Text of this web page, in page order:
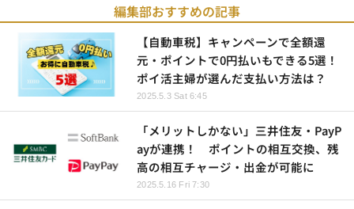
編集部おすすめの記事
【自動車税】キャンペーンで全額還
元・ポイントで0円払いもできる5選！
ポイ活主婦が選んだ支払い方法は？
2025.5.3 Sat 6:45
「メリットしかない」三井住友・PayP
ayが連携！ ポイントの相互交換、残
高の相互チャージ・出金が可能に
2025.5.16 Fri 7:30